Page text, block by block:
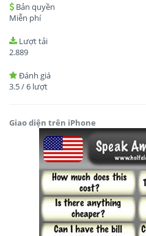
Bản quyền
Miễn phí
Lượt tải
2.889
Đánh giá
3.5/6 lượt
Giao diện trên iPhone